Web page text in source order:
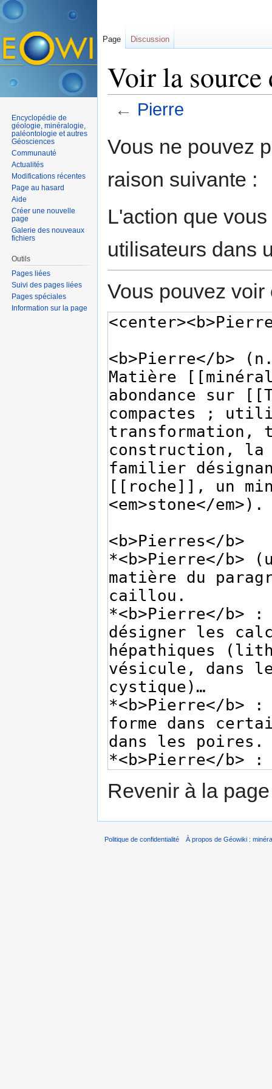
Voir la source
← Pierre
Vous ne pouvez
raison suivante :
L'action que
utilisateurs dans
Vous pouvez
Revenir à la
Page Discussion
Encyclopédie de
géologie, minéralogie,
paléontologie et autres
Géosciences
Communauté
Actualités
Modifications récentes
Page au hasard
Aide
Créer une nouvelle
page
Galerie des nouveaux
fichiers
Outils
Pages liées
Suivi des pages liées
Pages spéciales
Information sur la page
Politique de confidentialité À propos de Géowiki :